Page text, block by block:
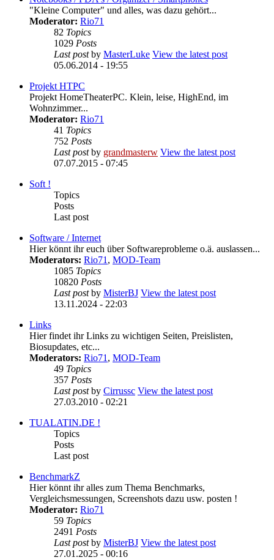
"Kleine Computer" und alles, was dazu gehört...
Moderator: Rio71
82 Topics
1029 Posts
Last postby MasterLuke View the latest post
05.06.2014 - 19:55
Projekt HTPC
Projekt HomeTheaterPC. Klein, leise, HighEnd, im
Wohnzimmer...
Moderator: Rio71
41 Topics
752 Posts
Last postby grandmasterw View the latest post
07.07.2015 - 07:45
Soft !
Topics
Posts
Last post
Software / Internet
Hier könnt ihr euch über Softwareprobleme o.ä. auslassen...
Moderators: Rio71, MOD-Team
1085 Topics
10820 Posts
Last postby MisterBJ View the latest post
13.11.2024 - 22:03
Links
Hier findet ihr Links zu wichtigen Seiten, Preislisten,
Biosupdates, etc...
Moderators: Rio71, MOD-Team
49 Topics
357 Posts
Last postby Cirrussc View the latest post
27.03.2010 - 02:21
TUALATIN.DE !
Topics
Posts
Last post
BenchmarkZ
Hier könnt ihr alles zum Thema Benchmarks,
Vergleichsmessungen, Screenshots dazu usw. posten !
Moderator: Rio71
59 Topics
2491 Posts
Last postby MisterBJ View the latest post
27.01.2025 - 00:16